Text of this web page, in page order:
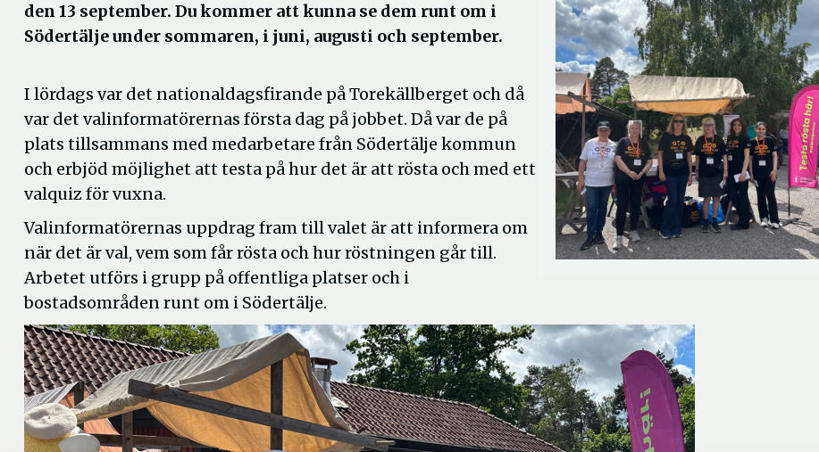
den 13 september. Du kommer att kunna se dem runt om i
Södertälje under sommaren, i juni, augusti och september.
I lördags var det nationaldagsfirande på Torekällberget och då
var det valinformatörernas första dag på jobbet. Då var de på
plats tillsammans med medarbetare från Södertälje kommun
och erbjöd möjlighet att testa på hur det är att rösta och med ett
valquiz för vuxna.
Valinformatörernas uppdrag fram till valet är att informera om
när det är val, vem som får rösta och hur röstningen går till.
Arbetet utförs i grupp på offentliga platser och i
bostadsområden runt om i Södertälje.